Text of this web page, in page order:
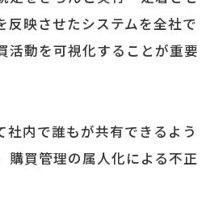
反映させたシステムを全社で
活動を可視化することが重要
社内で誰もが共有できるよう
購買管理の属人化による不正